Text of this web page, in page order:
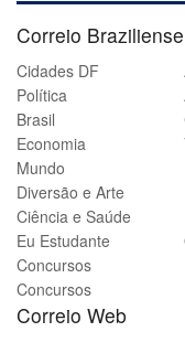
Correio Braziliense
Cidades DF
Política
Brasil
Economia
Mundo
Diversão e Arte
Ciência e Saúde
Eu Estudante
Concursos
Concursos
Correio Web